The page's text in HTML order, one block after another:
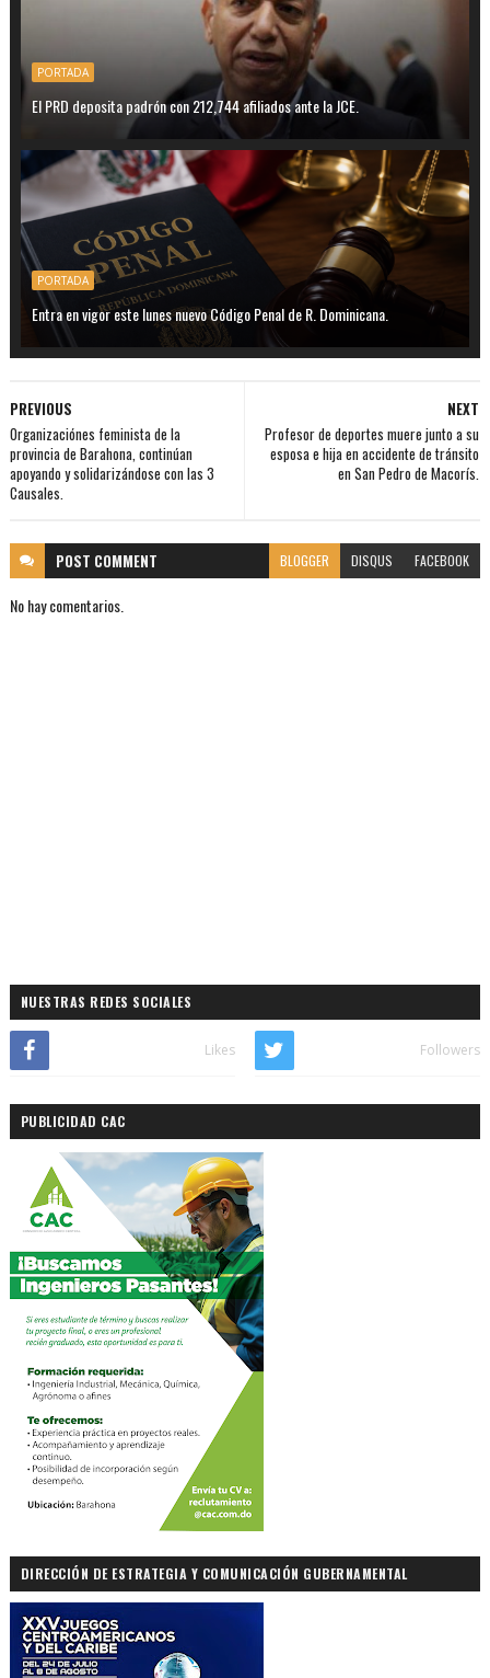
PORTADA
El PRD deposita padrón con 212,744 afiliados ante la JCE.
PORTADA
Entra en vigor este lunes nuevo Código Penal de R. Dominicana.
NEXT
Profesor de deportes muere junto a su
esposa e hija en accidente de tránsito
en San Pedro de Macorís.
PREVIOUS
Organizaciónes feminista de la
provincia de Barahona, continúan
apoyando y solidarizándose con las 3
Causales.
POST COMMENT BLOGGER DISQUS FACEBOOK
No hay comentarios.
NUESTRAS REDES SOCIALES
Likes Followers
PUBLICIDAD CAC
DIRECCIÓN DE ESTRATEGIA Y COMUNICACIÓN GUBERNAMENTAL